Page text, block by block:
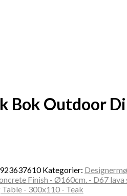
Bok Outdoor
Kategorier: